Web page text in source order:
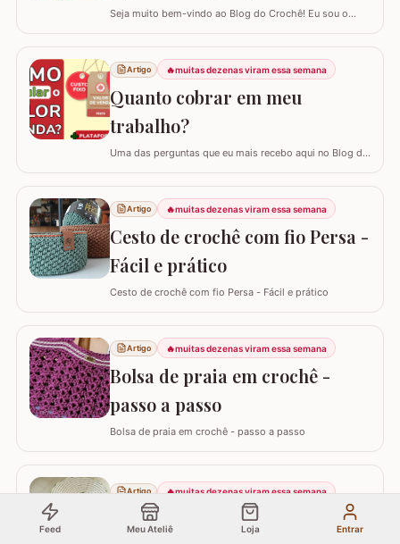
vaso
Seja muito bem-vindo ao Blog do Crochê! Eu sou o
tapete camélia para o pé do vaso sanitário. Este passo
a passo foi elaborado com muito carinho para que você
complete seu jogo de banheiro com perfeição. É uma
peça com encaixe preciso e um…
Artigo 🔥muitas dezenas viram essa semana
Quanto cobrar em meu
trabalho?
Uma das perguntas que eu mais recebo aqui no Blog do
quem já tem estrada, é: "Samuel, quanto eu devo cobrar
pelas minhas peças?". Eu sei que muitas vezes o medo
de cobrar o valor justo e não vender fala mais alto, mas
hoje eu quero te ajudar a mudar…
Artigo 🔥muitas dezenas viram essa semana
Cesto de crochê com fio Persa -
Fácil e prático
Cesto de crochê com fio Persa - Fácil e prático
Artigo 🔥muitas dezenas viram essa semana
Bolsa de praia em crochê -
passo a passo
Bolsa de praia em crochê - passo a passo
Artigo 🔥muitas dezenas viram essa semana
Tapete espiral - Passo a passo
Feed Meu Ateliê Loja Entrar